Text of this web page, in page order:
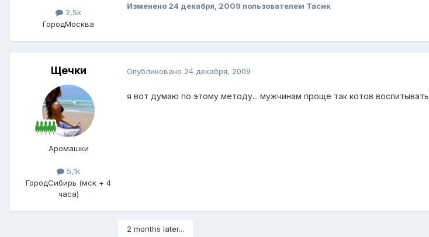
2,5k
ГородМосква
Изменено 24 декабря, 2009 пользователем Тасик
Щечки
Аромашки
5,1k
ГородСибирь (мск + 4
часа)
Опубликовано 24 декабря, 2009
я вот думаю по этому методу... мужчинам проще так котов воспитывать
2 months later...